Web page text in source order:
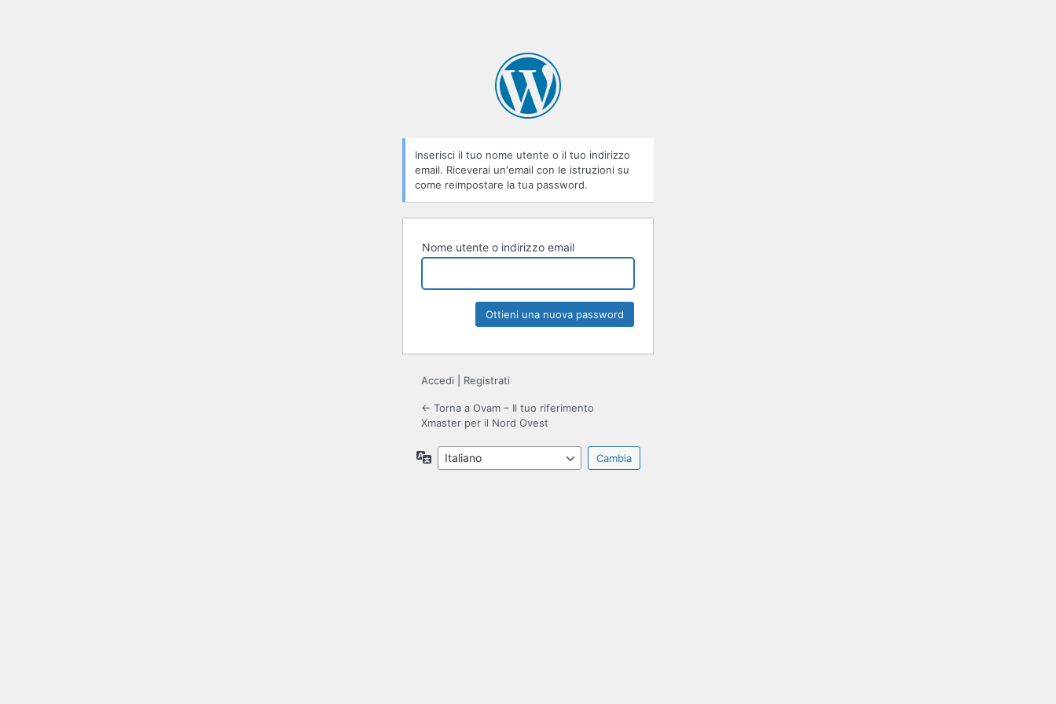
Inserisci il tuo nome utente o il tuo indirizzo
email. Riceverai un'email con le istruzioni su
come reimpostare la tua password.
Nome utente o indirizzo email
Accedi Registrati
← Torna a Ovam – Il tuo riferimento
Xmaster per il Nord Ovest
Lingua